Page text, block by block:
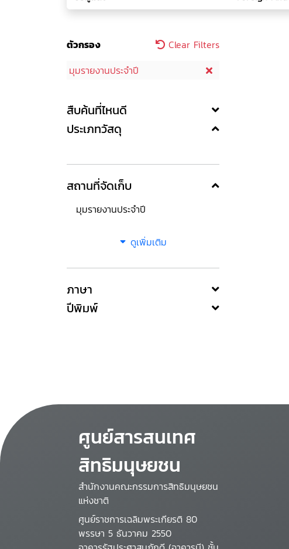
ตัวกรอง
Clear Filters
มุมรายงานประจำปี
สืบค้นที่ไหนดี
ประเภทวัสดุ
สถานที่จัดเก็บ
มุมรายงานประจำปี
ดูเพิ่มเติม
ภาษา
ปีพิมพ์
ศูนย์สารสนเทศ
สิทธิมนุษยชน
สำนักงานคณะกรรมการสิทธิมนุษยชน
แห่งชาติ
ศูนย์ราชการเฉลิมพระเกียรติ 80
พรรษา 5 ธันวาคม 2550